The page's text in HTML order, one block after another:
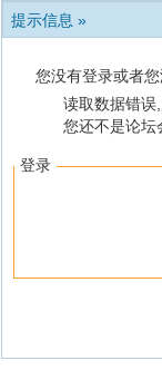
提示信息 »
您没有登录或者
读取数据错误
您还不是论坛
登录